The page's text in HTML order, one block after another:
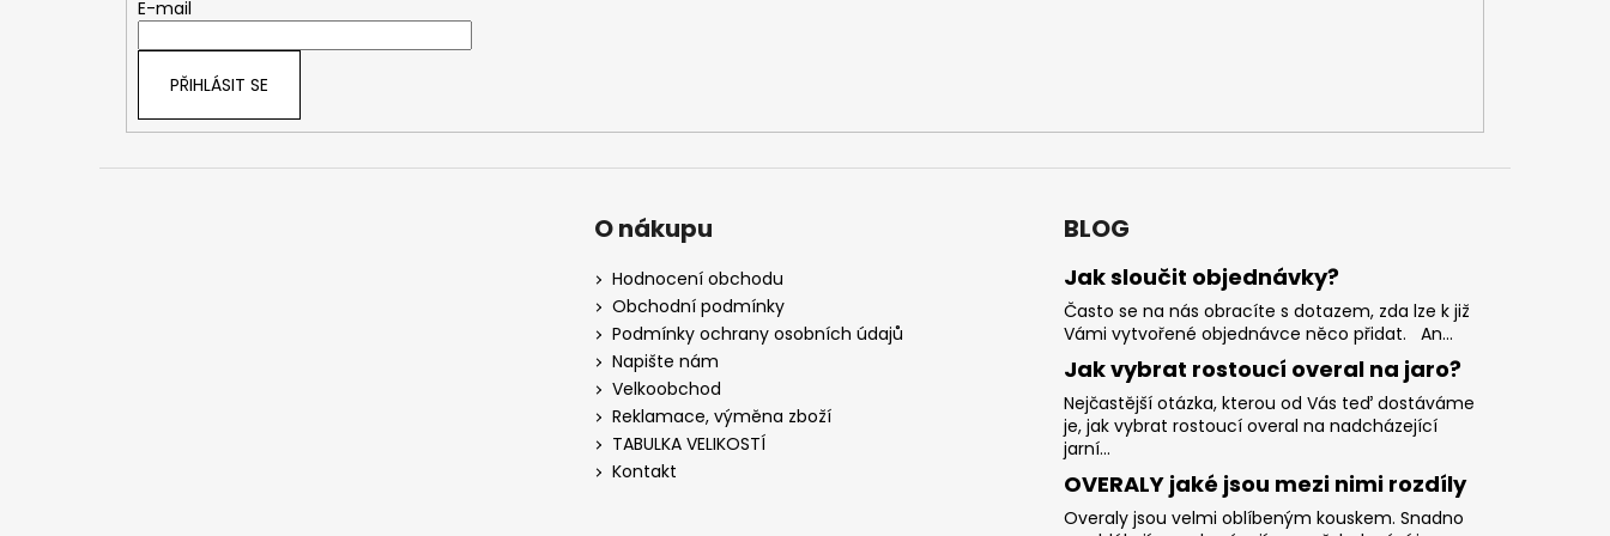
E-mail
PŘIHLÁSIT SE
O nákupu
Hodnocení obchodu
Obchodní podmínky
Podmínky ochrany osobních údajů
Napište nám
Velkoobchod
Reklamace, výměna zboží
TABULKA VELIKOSTÍ
Kontakt
BLOG
Jak sloučit objednávky?
Často se na nás obracíte s dotazem, zda lze k již
Vámi vytvořené objednávce něco přidat. An...
Jak vybrat rostoucí overal na jaro?
Nejčastější otázka, kterou od Vás teď dostáváme
je, jak vybrat rostoucí overal na nadcházející
jarní...
OVERALY jaké jsou mezi nimi rozdíly
Overaly jsou velmi oblíbeným kouskem. Snadno